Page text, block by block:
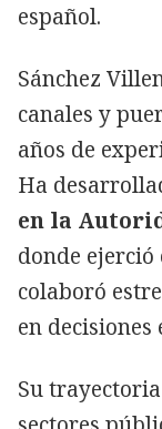
español.
Sánchez
canales y
años de
Ha
en la
donde
colaboró
en decisiones
Su